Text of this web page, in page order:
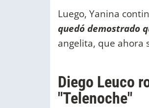
Luego, Yanina
quedó demostrado
angelita, que ahora
Diego Leuco
"Telenoche"